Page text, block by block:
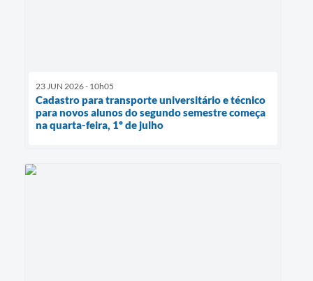
23 JUN 2026 - 10h05
Cadastro para transporte universitário e técnico
para novos alunos do segundo semestre começa
na quarta-feira, 1º de julho